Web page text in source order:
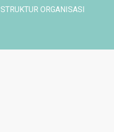
STRUKTUR ORGANISASI